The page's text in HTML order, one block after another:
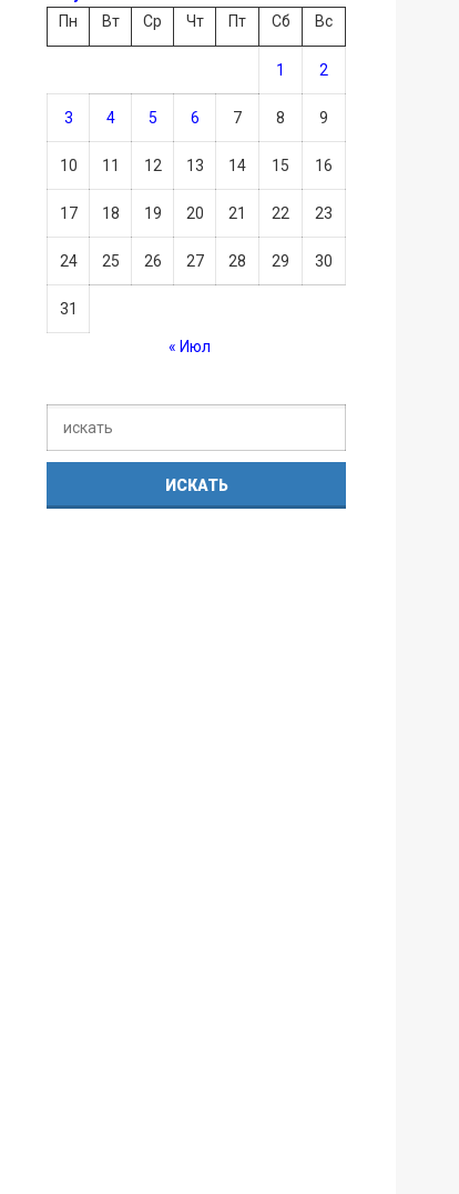
Пн
Вт Ср Чт Пт Сб Вс
1 2
3 4 5 6 7 8 9
10 11 12 13 14 15 16
17 18 19 20 21 22 23
24 25 26 27 28 29 30
31
« Июл